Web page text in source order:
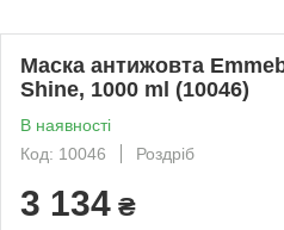
Маска антижовта
Shine, 1000 ml (10046)
В наявності
Код: 10046
Роздріб
3 134 ₴